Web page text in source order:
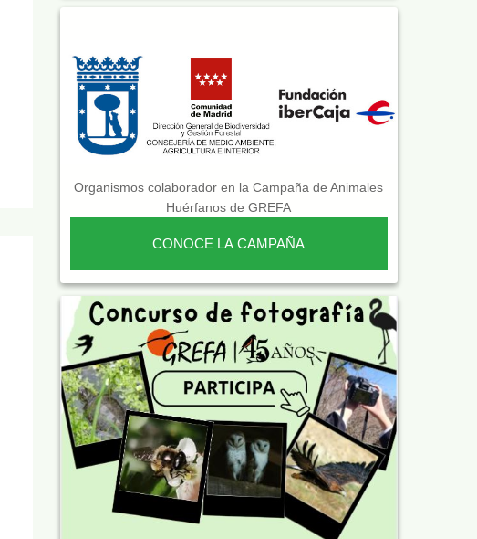
Organismos colaborador en la Campaña de Animales
Huérfanos de GREFA
CONOCE LA CAMPAÑA